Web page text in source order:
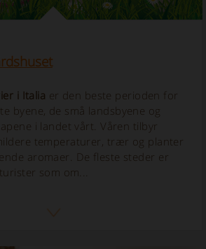
i Italia er den beste perioden for
byene, de små landsbyene og
i landet vårt. Våren tilbyr
temperaturer, trær og planter
aromaer. De fleste steder er
som om...